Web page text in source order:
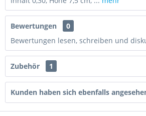
Bewertungen
0
Bewertungen lesen, schreiben und
Zubehör 1
Kunden haben sich ebenfalls